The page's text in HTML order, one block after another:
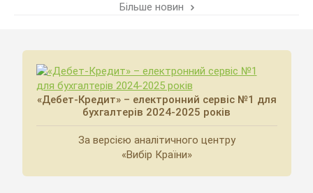
Більше новин
«Дебет-Кредит» – електронний сервіс №1 для
бухгалтерів 2024-2025 років
За версією аналітичного центру
«Вибір Країни»